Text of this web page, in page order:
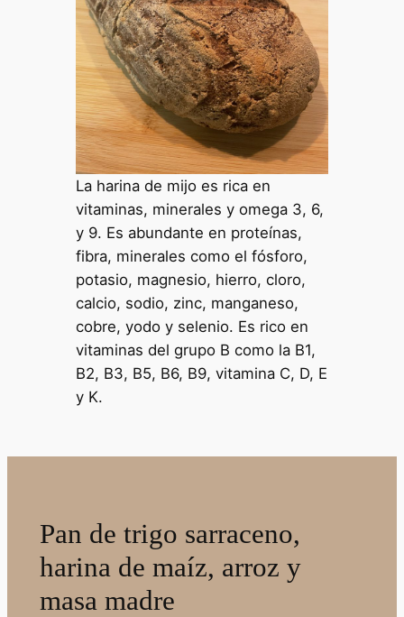
La harina de mijo es rica en
vitaminas, minerales y omega 3, 6,
y 9. Es abundante en proteínas,
fibra, minerales como el fósforo,
potasio, magnesio, hierro, cloro,
calcio, sodio, zinc, manganeso,
cobre, yodo y selenio. Es rico en
vitaminas del grupo B como la B1,
B2, B3, B5, B6, B9, vitamina C, D, E
y K.
Pan de trigo sarraceno,
harina de maíz, arroz y
masa madre